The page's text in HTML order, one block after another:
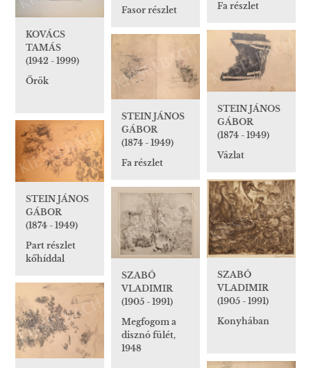
Fa részlet
Fasor részlet
KOVÁCS
TAMÁS
(1942 - 1999)
Őrök
STEIN JÁNOS
GÁBOR
(1874 - 1949)
Vázlat
STEIN JÁNOS
GÁBOR
(1874 - 1949)
Fa részlet
STEIN JÁNOS
GÁBOR
(1874 - 1949)
Part részlet
kőhíddal
SZABÓ
VLADIMIR
(1905 - 1991)
Konyhában
SZABÓ
VLADIMIR
(1905 - 1991)
Megfogom a
disznó fülét,
1948